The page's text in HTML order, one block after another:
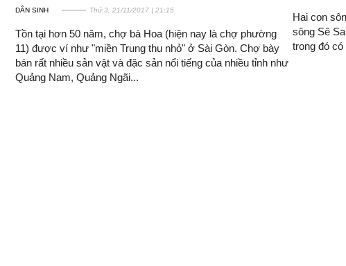
DÂN SINH Thứ 3, 21/11/2017 | 21:15
Tồn tại hơn 50 năm, chợ bà Hoa (hiện nay là chợ phường
11) được ví như "miền Trung thu nhỏ" ở Sài Gòn. Chợ bày
bán rất nhiều sản vật và đặc sản nổi tiếng của nhiều tỉnh như
Quảng Nam, Quảng Ngãi...
Hai con
sông Sê
trong đó có